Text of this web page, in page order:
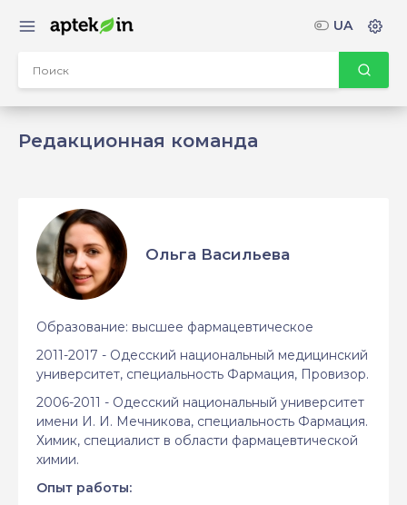
Редакционная команда
Ольга Васильева
Образование: высшее фармацевтическое
2011-2017 - Одесский национальный медицинский
университет, специальность Фармация, Провизор.
2006-2011 - Одесский национальный университет
имени И. И. Мечникова, специальность Фармация.
Химик, специалист в области фармацевтической
химии.
Опыт работы:
UA